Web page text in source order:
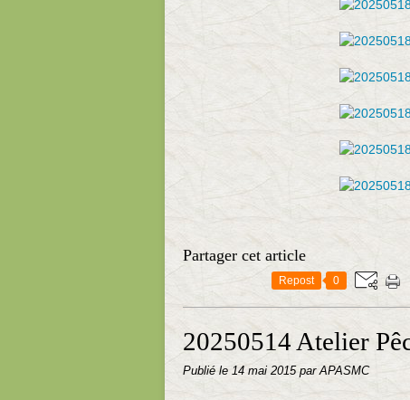
Partager cet article
Repost 0
20250514 Atelier
Publié le 14 mai 2015 par APASMC